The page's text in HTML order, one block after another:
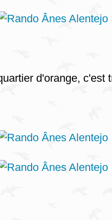
d'orange, c'est